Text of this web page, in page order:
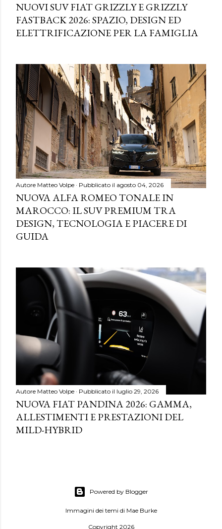
NUOVI SUV FIAT GRIZZLY E GRIZZLY
FASTBACK 2026: SPAZIO, DESIGN ED
ELETTRIFICAZIONE PER LA FAMIGLIA
Autore Matteo Volpe Pubblicato il agosto 04, 2026
NUOVA ALFA ROMEO TONALE IN
MAROCCO: IL SUV PREMIUM TRA
DESIGN, TECNOLOGIA E PIACERE DI
GUIDA
Autore Matteo Volpe Pubblicato il luglio 29, 2026
NUOVA FIAT PANDINA 2026: GAMMA,
ALLESTIMENTI E PRESTAZIONI DEL
MILD-HYBRID
Powered by Blogger
Immagini dei temi di Mae Burke
Copyright 2026